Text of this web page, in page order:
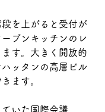
を上がると受付が
プンキッチンのレ
す。大きく開放的
ッタンの高層ビル
ます。
いた国際会議